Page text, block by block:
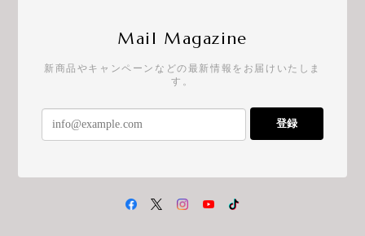
Mail Magazine
新商品やキャンペーンなどの最新情報をお届けいたしま
す。
登録